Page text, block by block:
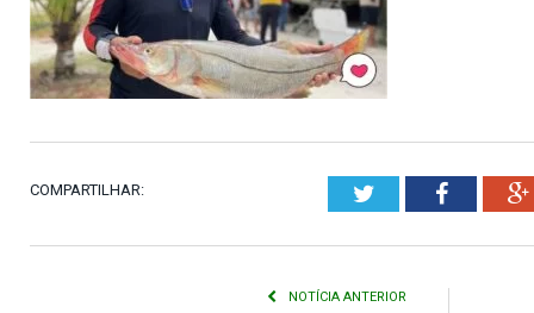
COMPARTILHAR: Twitter
NOTÍCIA ANTERIOR